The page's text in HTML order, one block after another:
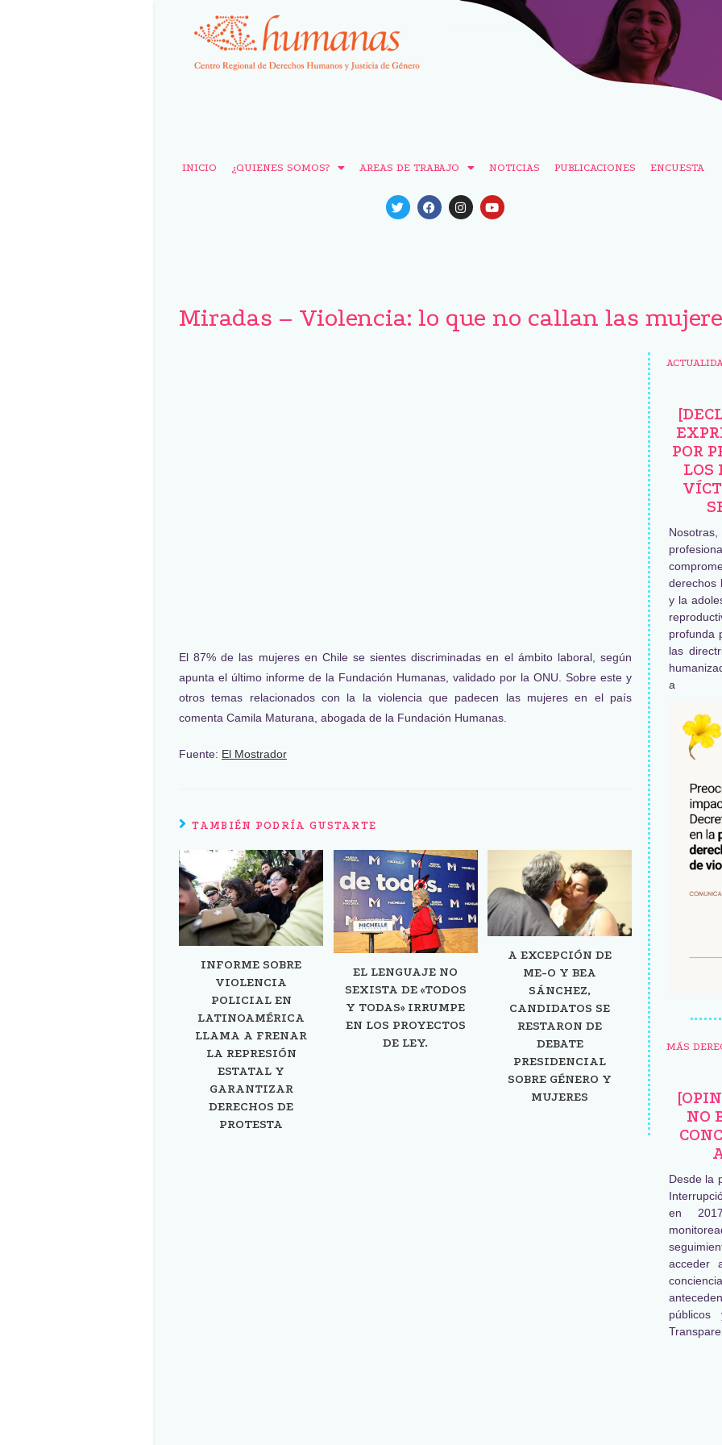
INICIO ¿QUIENES SOMOS? AREAS DE TRABAJO NOTICIAS PUBLICACIONES ENCUESTA
Miradas – Violencia: lo que no callan las
El 87% de las mujeres en Chile se sientes discriminadas en el ámbito laboral, según
apunta el último informe de la Fundación Humanas, validado por la ONU. Sobre este y
otros temas relacionados con la la violencia que padecen las mujeres en el país
comenta Camila Maturana, abogada de la Fundación Humanas.
Fuente: El Mostrador
TAMBIÉN PODRÍA GUSTARTE
INFORME SOBRE
VIOLENCIA
POLICIAL EN
LATINOAMÉRICA
LLAMA A FRENAR
LA REPRESIÓN
ESTATAL Y
GARANTIZAR
DERECHOS DE
PROTESTA
EL LENGUAJE NO
SEXISTA DE «TODOS
Y TODAS» IRRUMPE
EN LOS PROYECTOS
DE LEY.
A EXCEPCIÓN DE
ME-O Y BEA
SÁNCHEZ,
CANDIDATOS SE
RESTARON DE
DEBATE
PRESIDENCIAL
SOBRE GÉNERO Y
MUJERES
POR
LOS
derechos
y la
profunda
las
a
MÁS
NO
Desde la
en
acceder